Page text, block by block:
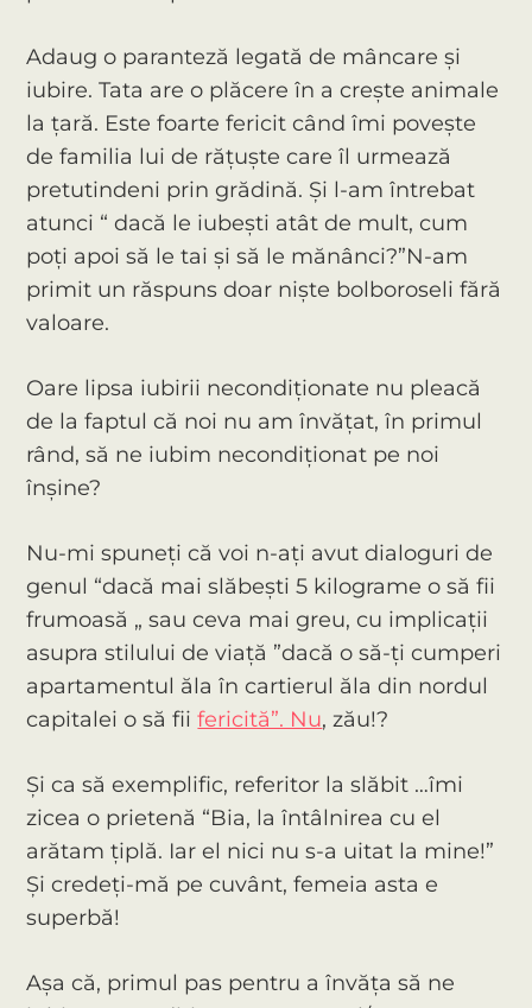
Adaug o paranteză legată de mâncare și
iubire. Tata are o plăcere în a crește animale
la țară. Este foarte fericit când îmi povește
de familia lui de rățuște care îl urmează
pretutindeni prin grădină. Și l-am întrebat
atunci “ dacă le iubești atât de mult, cum
poți apoi să le tai și să le mănânci?”N-am
primit un răspuns doar niște bolboroseli fără
valoare.
Oare lipsa iubirii necondiționate nu pleacă
de la faptul că noi nu am învățat, în primul
rând, să ne iubim necondiționat pe noi
înșine?
Nu-mi spuneți că voi n-ați avut dialoguri de
genul “dacă mai slăbești 5 kilograme o să fii
frumoasă „ sau ceva mai greu, cu implicații
asupra stilului de viață ”dacă o să-ți cumperi
apartamentul ăla în cartierul ăla din nordul
capitalei o să fiifericită”. Nu, zău!?
Și ca să exemplific, referitor la slăbit …îmi
zicea o prietenă “Bia, la întâlnirea cu el
arătam țiplă. Iar el nici nu s-a uitat la mine!”
Și credeți-mă pe cuvânt, femeia asta e
superbă!
Așa că, primul pas pentru a învăța să ne